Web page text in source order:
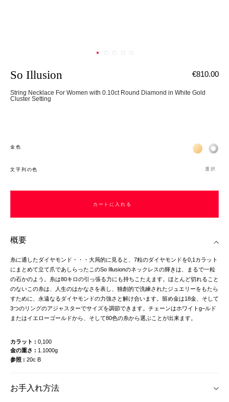
So Illusion
String Necklace For Women with 0.10ct Round Diamond in White Gold
Cluster Setting
€810.00
金色 Жёлтое
文字列の色 選択
カートに入れる
概要
糸に通したダイヤモンド・・・大局的に見ると、7粒のダイヤモンドを0,1カラット
にまとめて立て爪であしらったこのSo Illusionのネックレスの輝きは、まるで一粒
の石かのよう。糸は80キロの引っ張る力にも持ちこたえます。ほとんど切れること
のないこの糸は、人生のはかなさを表し、独創的で洗練されたジュエリーをもたら
すために、永遠なるダイヤモンドの力強さと解け合います。留め金は18金、そして
3つのリングのアジャスターでサイズを調節できます。チェーンはホワイトg−ルド
またはイエローゴールドから、そして80色の糸から選ぶことが出来ます。
カラット
0,100
金の重さ
1.1000g
参照
20c B
お手入れ方法